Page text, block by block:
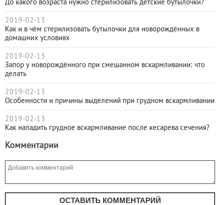
До какого возраста нужно стерилизовать детские бутылочки?
2019-02-13
Как и в чём стерилизовать бутылочки для новорождённых в
домашних условиях
2019-02-13
Запор у новорождённого при смешанном вскармливании: что
делать
2019-02-13
Особенности и причины выделений при грудном вскармливании
2019-02-13
Как наладить грудное вскармливание после кесарева сечения?
Комментарии
ОСТАВИТЬ КОММЕНТАРИЙ